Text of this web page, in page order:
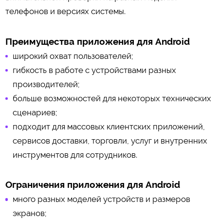
телефонов и версиях системы.
Преимущества приложения для Android
широкий охват пользователей;
гибкость в работе с устройствами разных
производителей;
больше возможностей для некоторых технических
сценариев;
подходит для массовых клиентских приложений,
сервисов доставки, торговли, услуг и внутренних
инструментов для сотрудников.
Ограничения приложения для Android
много разных моделей устройств и размеров
экранов;